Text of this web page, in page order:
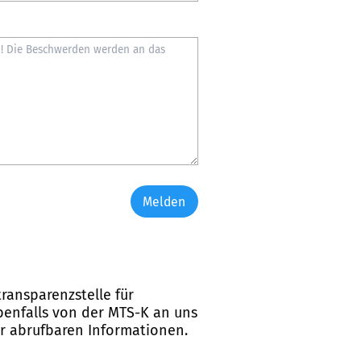
Melden
für
von der MTS-K an uns
abrufbaren Informationen.